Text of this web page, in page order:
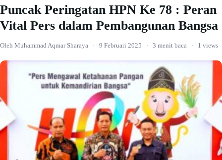
Puncak Peringatan HPN Ke 78 : Peran
Vital Pers dalam Pembangunan Bangsa
Oleh Muhammad Aqmar Sharaya · 9 Februari 2025 · 3 menit baca · 1 views